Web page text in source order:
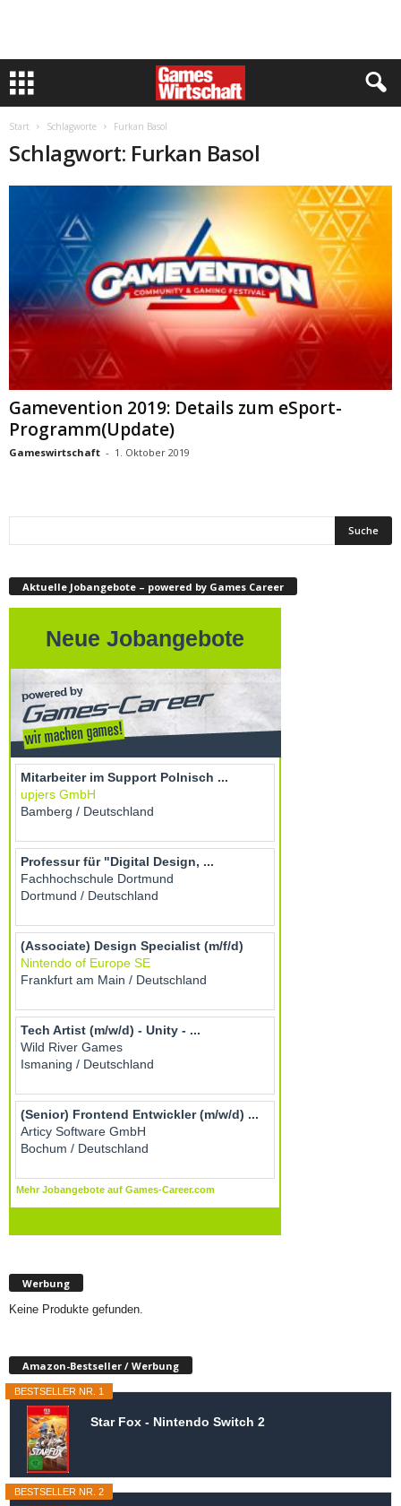
Start Schlagworte Furkan Basol
Schlagwort: Furkan Basol
Gamevention 2019: Details zum eSport-
Programm(Update)
Gameswirtschaft - 1. Oktober 2019
Aktuelle Jobangebote – powered by Games Career
Werbung
Keine Produkte gefunden.
Amazon-Bestseller / Werbung
BESTSELLER NR. 1
Star Fox - Nintendo Switch 2
BESTSELLER NR. 2